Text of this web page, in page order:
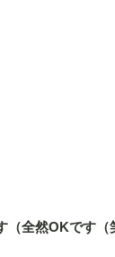
（全然OKです（